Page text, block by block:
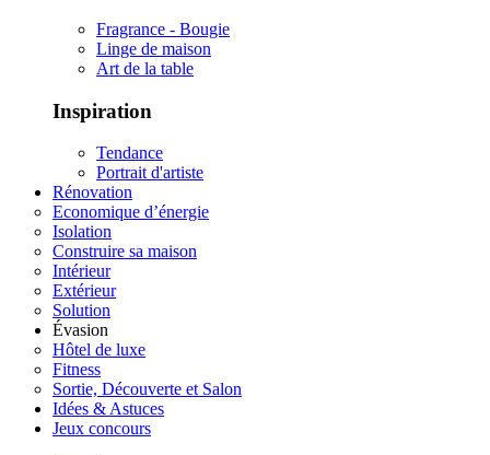
Fragrance - Bougie
Linge de maison
Art de la table
Inspiration
Tendance
Portrait d'artiste
Rénovation
Economique d’énergie
Isolation
Construire sa maison
Intérieur
Extérieur
Solution
Évasion
Hôtel de luxe
Fitness
Sortie, Découverte et Salon
Idées & Astuces
Jeux concours